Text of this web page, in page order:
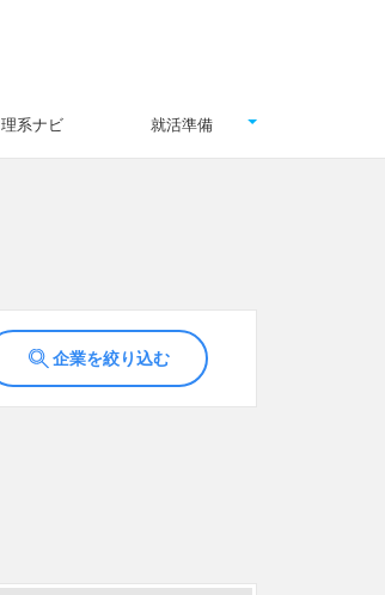
理系ナビ 就活準備
企業を絞り込む